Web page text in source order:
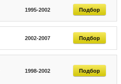
1995-2002 Подбор
2002-2007 Подбор
1998-2002 Подбор